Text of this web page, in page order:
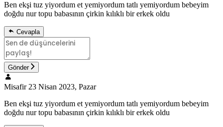
Ben ekşi tuz yiyordum et yemiyordum tatlı yemiyordum bebeyim
doğdu nur topu babasının çirkin kılıklı bir erkek oldu
Cevapla
Gönder
Misafir 23 Nisan 2023, Pazar
Ben ekşi tuz yiyordum et yemiyordum tatlı yemiyordum bebeyim
doğdu nur topu babasının çirkin kılıklı bir erkek oldu